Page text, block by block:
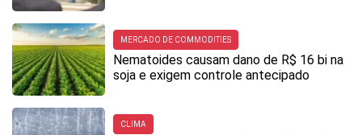
MERCADO DE COMMODITIES
Nematoides causam dano de R$ 16 bi na
soja e exigem controle antecipado
CLIMA